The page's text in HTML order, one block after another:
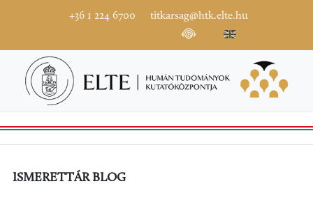
+36 1 224 6700 titkarsag@htk.elte.hu
ISMERETTÁR BLOG